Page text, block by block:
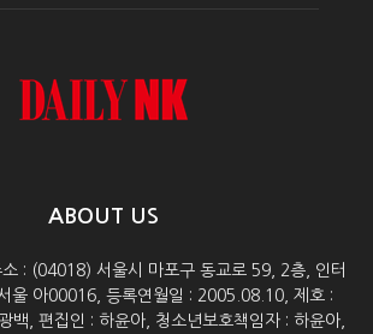
ABOUT US
: (04018) 서울시 마포구 동교로 59, 2층, 인터
울 아00016, 등록연월일 : 2005.08.10, 제호 :
백, 편집인 : 하윤아, 청소년보호책임자 : 하윤아,